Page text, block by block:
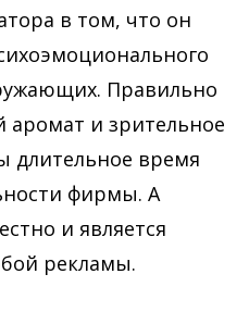
в том, что он
Правильно
и зрительное
длительное время
фирмы. А
и является
рекламы.